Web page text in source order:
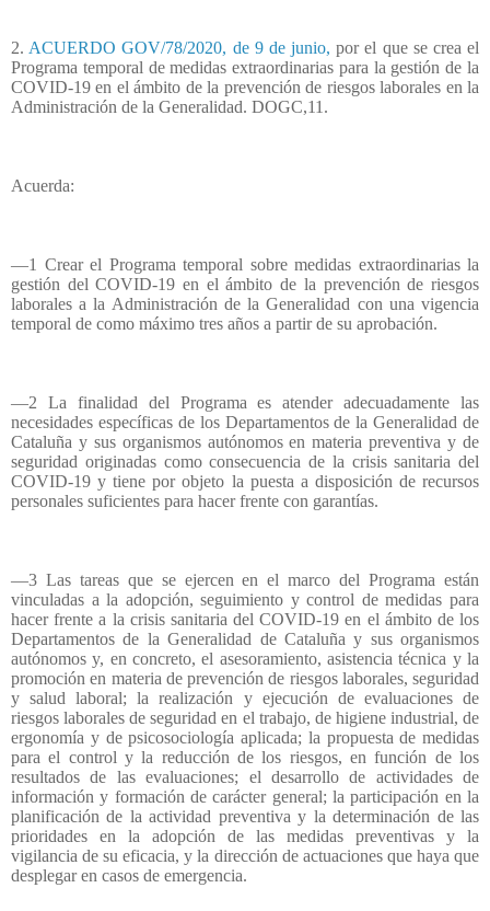
2. ACUERDO GOV/78/2020, de 9 de junio,por el que se crea el
Programa temporal de medidas extraordinarias para la gestión de la
COVID-19 en el ámbito de la prevención de riesgos laborales en la
Administración de la Generalidad. DOGC,11.
Acuerda:
—1 Crear el Programa temporal sobre medidas extraordinarias la
gestión del COVID-19 en el ámbito de la prevención de riesgos
laborales a la Administración de la Generalidad con una vigencia
temporal de como máximo tres años a partir de su aprobación.
—2 La finalidad del Programa es atender adecuadamente las
necesidades específicas de los Departamentos de la Generalidad de
Cataluña y sus organismos autónomos en materia preventiva y de
seguridad originadas como consecuencia de la crisis sanitaria del
COVID-19 y tiene por objeto la puesta a disposición de recursos
personales suficientes para hacer frente con garantías.
—3 Las tareas que se ejercen en el marco del Programa están
vinculadas a la adopción, seguimiento y control de medidas para
hacer frente a la crisis sanitaria del COVID-19 en el ámbito de los
Departamentos de la Generalidad de Cataluña y sus organismos
autónomos y, en concreto, el asesoramiento, asistencia técnica y la
promoción en materia de prevención de riesgos laborales, seguridad
y salud laboral; la realización y ejecución de evaluaciones de
riesgos laborales de seguridad en el trabajo, de higiene industrial, de
ergonomía y de psicosociología aplicada; la propuesta de medidas
para el control y la reducción de los riesgos, en función de los
resultados de las evaluaciones; el desarrollo de actividades de
información y formación de carácter general; la participación en la
planificación de la actividad preventiva y la determinación de las
prioridades en la adopción de las medidas preventivas y la
vigilancia de su eficacia, y la dirección de actuaciones que haya que
desplegar en casos de emergencia.